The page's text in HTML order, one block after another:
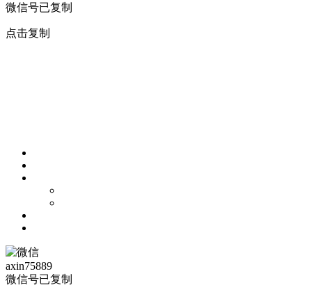
微信号已复制
点击复制
axin75889
微信号已复制